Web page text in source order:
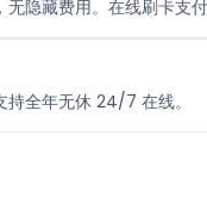
隐藏费用。在线刷卡支
全年无休 24/7 在线。